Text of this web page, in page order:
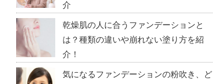
介
乾燥肌の人に合うファンデーションと
は？種類の違いや崩れない塗り方を紹
介！
気になるファンデーションの粉吹き、ど